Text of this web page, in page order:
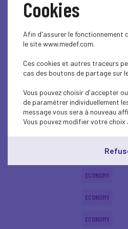
ECONOMY
ECONOMY
SOCIAL
ECONOMY
ECONOMY
ECONOMY
ECONOMY
Cookies
Afin d'assurer le fonctionnement
le site www.medef.com.
Ces cookies et autres traceurs
cas des boutons de partage sur
Vous pouvez choisir d'accepter
de paramétrer individuellement
message vous sera à nouveau
Vous pouvez modifier votre